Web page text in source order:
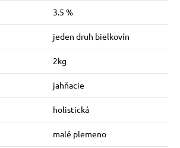
3.5 %
jeden druh bielkovín
2kg
jahňacie
holistická
malé plemeno